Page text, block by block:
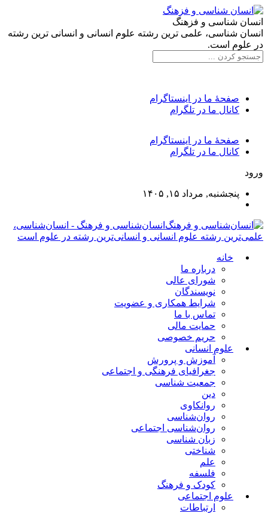
انسان شناسی و فزهنگ
انسان شناسی، علمی ترین رشته علوم انسانی و انسانی ترین رشته
در علوم است.
صفحۀ ما در اینستاگرام
کانال ما در تلگرام
صفحۀ ما در اینستاگرام
کانال ما در تلگرام
ورود
پنجشنبه, مرداد ۱۵, ۱۴۰۵
انسان‌شناسی و فرهنگ - انسان‌شناسی،
علمی‌ترین رشته علوم انسانی و انسانی‌ترین رشته در علوم است
خانه
درباره ما
شورای عالی
نویسندگان
شرایط همکاری و عضویت
تماس با ما
حمایت مالی
حریم خصوصی
علوم انسانی
آموزش و پرورش
جغرافیای فرهنگی و اجتماعی
جمعیت شناسی
دین
روانکاوی
روان‌شناسی
روان‌شناسی اجتماعی
زبان شناسی
شناختی
علم
فلسفه
کودک و فرهنگ
علوم اجتماعی
ارتباطات